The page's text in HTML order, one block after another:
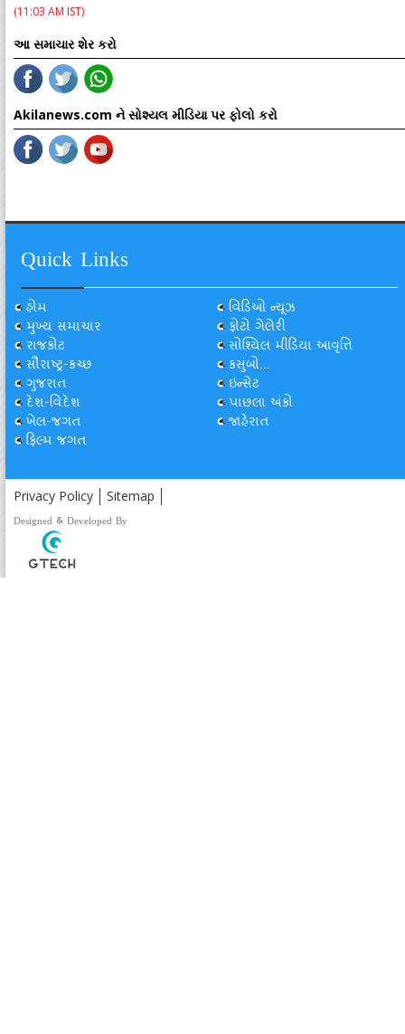
(11:03 AM IST)
આ સમાચાર શેર કરો
Akilanews.com ને સોશ્યલ મીડિયા પર ફોલો કરો
Quick Links
હોમ
મુખ્ય સમાચાર
રાજકોટ
સૌરાષ્ટ્ર-કચ્છ
ગુજરાત
દેશ-વિદેશ
ખેલ-જગત
ફિલ્મ જગત
વિડિઓ ન્યૂઝ
ફોટો ગેલેરી
સોશ્યિલ મીડિયા આવૃત્તિ
કસુંબો...
ઇન્સેટ
પાછલા અંકો
જાહેરાત
Privacy Policy Sitemap
Designed & Developed By